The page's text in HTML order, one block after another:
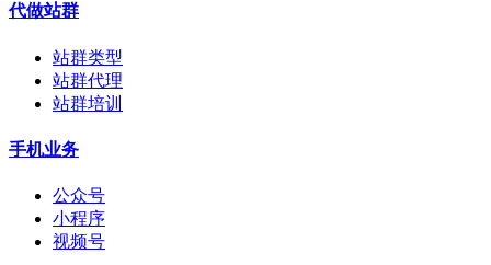
代做站群
站群类型
站群代理
站群培训
手机业务
公众号
小程序
视频号